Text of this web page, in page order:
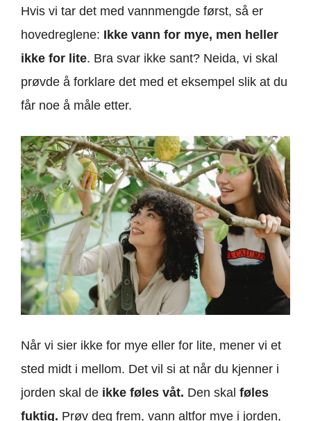
Hvis vi tar det med vannmengde først, så er
hovedreglene: Ikke vann for mye, men heller
ikke for lite. Bra svar ikke sant? Neida, vi skal
prøvde å forklare det med et eksempel slik at du
får noe å måle etter.
Når vi sier ikke for mye eller for lite, mener vi et
sted midt i mellom. Det vil si at når du kjenner i
jorden skal de ikke føles våt. Den skal føles
fuktig. Prøv deg frem, vann altfor mye i jorden,